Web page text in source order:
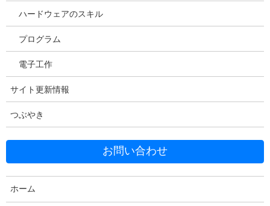
Facebook
Threads Hatena LINE
ハードウェアのスキル
プログラム
電子工作
サイト更新情報
つぶやき
お問い合わせ
ホーム